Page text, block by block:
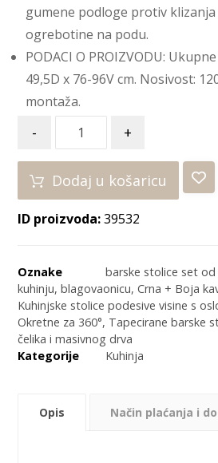
gumene podloge protiv
ogrebotine na podu.
PODACI O PROIZVODU:
49,5D x 76-96V cm. Nosivost:
montaža.
- +
Dodaj u košaricu
ID proizvoda:39532
Oznake barske stolice set od
kuhinju,blagovaonicu,Crna + Boja
Kuhinjske stolice podesive visine s
Okretne za 360°, Tapecirane barske
čelika i masivnog drva
Kategorije
Kuhinja
Opis Način plaćanja i